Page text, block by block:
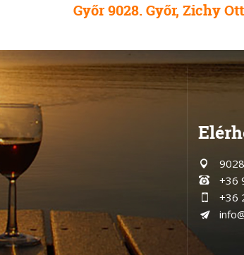
Győr 9028. Győr, Zichy
+36
+36